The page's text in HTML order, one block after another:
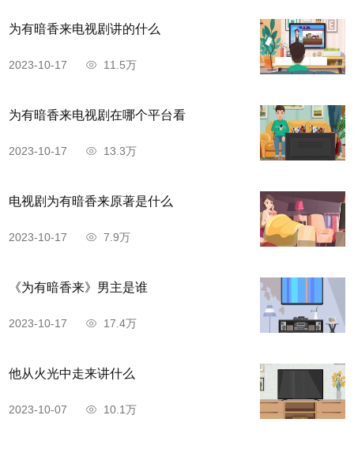
为有暗香来电视剧讲的什么
2023-10-17 11.5万
为有暗香来电视剧在哪个平台看
2023-10-17 13.3万
电视剧为有暗香来原著是什么
2023-10-17 7.9万
《为有暗香来》男主是谁
2023-10-17 17.4万
他从火光中走来讲什么
2023-10-07 10.1万